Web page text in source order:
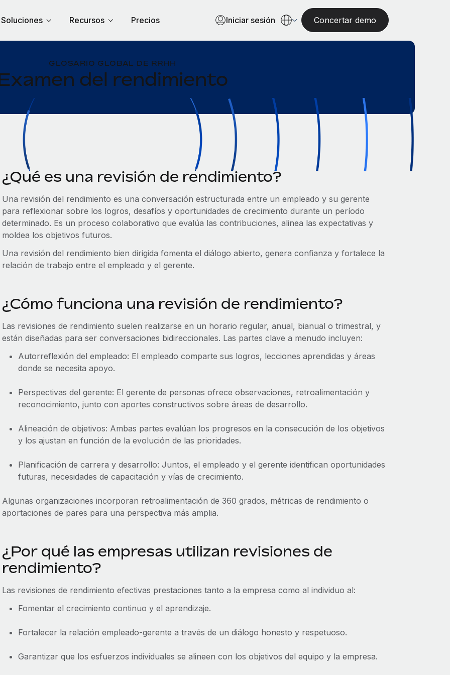
Soluciones Recursos Precios Iniciar sesión Concertar demo
GLOSARIO GLOBAL DE RRHH
del rendimiento
¿Qué es una revisión de rendimiento?
Una revisión del rendimiento es una conversación estructurada entre un empleado y su gerente
para reflexionar sobre los logros, desafíos y oportunidades de crecimiento durante un período
determinado. Es un proceso colaborativo que evalúa las contribuciones, alinea las expectativas y
moldea los objetivos futuros.
Una revisión del rendimiento bien dirigida fomenta el diálogo abierto, genera confianza y fortalece la
relación de trabajo entre el empleado y el gerente.
¿Cómo funciona una revisión de rendimiento?
Las revisiones de rendimiento suelen realizarse en un horario regular, anual, bianual o trimestral, y
están diseñadas para ser conversaciones bidireccionales. Las partes clave a menudo incluyen:
Autorreflexión del empleado: El empleado comparte sus logros, lecciones aprendidas y áreas
donde se necesita apoyo.
Perspectivas del gerente: El gerente de personas ofrece observaciones, retroalimentación y
reconocimiento, junto con aportes constructivos sobre áreas de desarrollo.
Alineación de objetivos: Ambas partes evalúan los progresos en la consecución de los objetivos
y los ajustan en función de la evolución de las prioridades.
Planificación de carrera y desarrollo: Juntos, el empleado y el gerente identifican oportunidades
futuras, necesidades de capacitación y vías de crecimiento.
Algunas organizaciones incorporan retroalimentación de 360 grados, métricas de rendimiento o
aportaciones de pares para una perspectiva más amplia.
¿Por qué las empresas utilizan revisiones de
rendimiento?
Las revisiones de rendimiento efectivas prestaciones tanto a la empresa como al individuo al:
Fomentar el crecimiento continuo y el aprendizaje.
Fortalecer la relación empleado-gerente a través de un diálogo honesto y respetuoso.
Garantizar que los esfuerzos individuales se alineen con los objetivos del equipo y la empresa.